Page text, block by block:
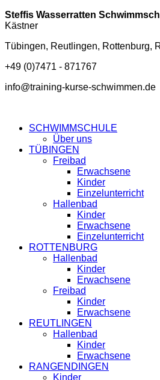
Steffis Wasserratten
Kästner
Tübingen, Reutlingen, Rottenburg,
+49 (0)7471 - 871767
info@training-kurse-schwimmen.de
SCHWIMMSCHULE
Über uns
TÜBINGEN
Freibad
Erwachsene
Kinder
Einzelunterricht
Hallenbad
Kinder
Erwachsene
Einzelunterricht
ROTTENBURG
Hallenbad
Kinder
Erwachsene
Freibad
Kinder
Erwachsene
REUTLINGEN
Hallenbad
Kinder
Erwachsene
RANGENDINGEN
Kinder